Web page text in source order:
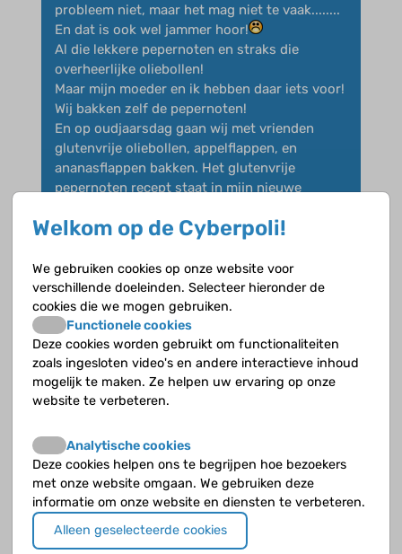
probleem niet, maar het mag niet te vaak........
En dat is ook wel jammer hoor!
Al die lekkere pepernoten en straks die
overheerlijke oliebollen!
Maar mijn moeder en ik hebben daar iets voor!
Wij bakken zelf de pepernoten!
En op oudjaarsdag gaan wij met vrienden
glutenvrije oliebollen, appelflappen, en
ananasflappen bakken. Het glutenvrije
pepernoten recept staat in mijn nieuwe
En ik zal de recepten van de oliebollen enzo
Dus eigenlijk is gluten allergie met de
feestdagen helemaal geen ramp!
renesmee op 16 november 2011
Ik heb nu sinds een jaar ontdekt dat ik
coeliakie heb... Ik moet er nog erg aan
wennen. Als een zwarte piet mij iets aan bied
zeg ik nee. Ik krijg een slecht gevoel als ik
toch gluten eet. N soort schuldgevoel. Ik
smokkel eigenlijk nooit.
Welkom op de Cyberpoli!
We gebruiken cookies op onze website voor
verschillende doeleinden. Selecteer hieronder de
cookies die we mogen gebruiken.
Functionele cookies
Deze cookies worden gebruikt om functionaliteiten
zoals ingesloten video's en andere interactieve inhoud
mogelijk te maken. Ze helpen uw ervaring op onze
website te verbeteren.
Analytische cookies
Deze cookies helpen ons te begrijpen hoe bezoekers
met onze website omgaan. We gebruiken deze
informatie om onze website en diensten te verbeteren.
Alleen geselecteerde cookies